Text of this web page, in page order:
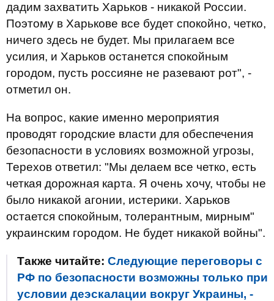
дадим захватить Харьков - никакой России.
Поэтому в Харькове все будет спокойно, четко,
ничего здесь не будет. Мы прилагаем все
усилия, и Харьков останется спокойным
городом, пусть россияне не разевают рот", -
отметил он.
На вопрос, какие именно мероприятия
проводят городские власти для обеспечения
безопасности в условиях возможной угрозы,
Терехов ответил: "Мы делаем все четко, есть
четкая дорожная карта. Я очень хочу, чтобы не
было никакой агонии, истерики. Харьков
остается спокойным, толерантным, мирным"
украинским городом. Не будет никакой войны".
Также читайте: Следующие переговоры с
РФ по безопасности возможны только при
условии деэскалации вокруг Украины, -